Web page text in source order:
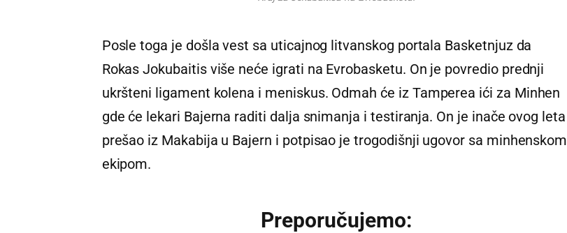
Posle toga je došla vest sa uticajnog litvanskog portala Basketnjuz da
Rokas Jokubaitis više neće igrati na Evrobasketu. On je povredio prednji
ukršteni ligament kolena i meniskus. Odmah će iz Tamperea ići za Minhen
gde će lekari Bajerna raditi dalja snimanja i testiranja. On je inače ovog leta
prešao iz Makabija u Bajern i potpisao je trogodišnji ugovor sa minhenskom
ekipom.
Preporučujemo: